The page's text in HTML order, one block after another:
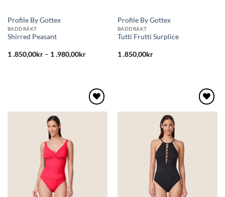
Profile By Gottex
BADDRÄKT
Shirred Peasant
1 .850,00kr– 1 .980,00kr
Profile By Gottex
BADDRÄKT
Tutti Frutti Surplice
1 .850,00kr